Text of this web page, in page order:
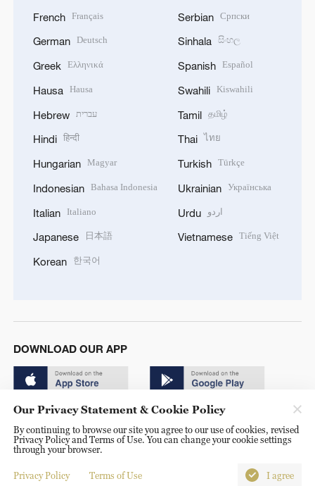
French Français
German Deutsch
Greek Ελληνικά
Hausa Hausa
Hebrew עברית
Hindi हिन्दी
Hungarian Magyar
Indonesian Bahasa Indonesia
Italian Italiano
Japanese 日本語
Korean 한국어
Serbian Српски
Sinhala සිංහල
Spanish Español
Swahili Kiswahili
Tamil தமிழ்
Thai ไทย
Turkish Türkçe
Ukrainian Українська
Urdu اردو
Vietnamese Tiếng Việt
DOWNLOAD OUR APP
© China Radio International.CRI. All Rights Reserved. 16A
Shijingshan Road, Beijing, China. 100040
Our Privacy Statement & Cookie Policy
By continuing to browse our site you agree to our use of cookies, revised
Privacy Policy and Terms of Use. You can change your cookie settings
through your browser.
Privacy Policy Terms of Use I agree